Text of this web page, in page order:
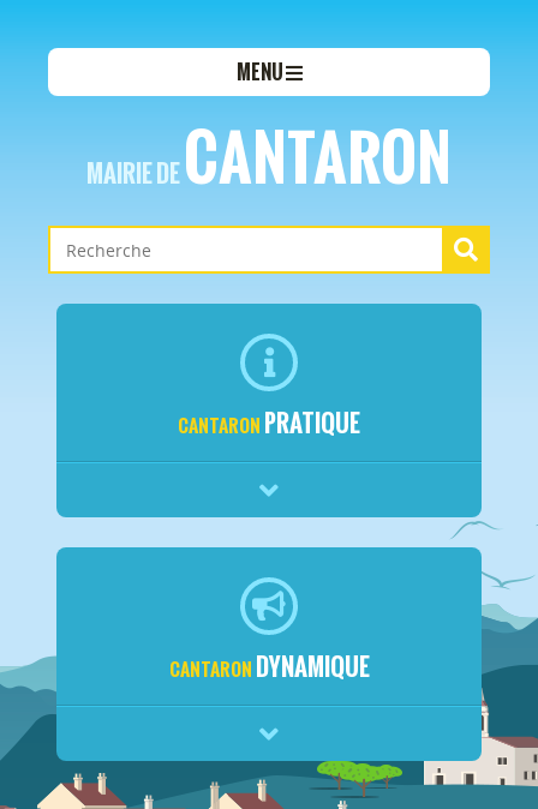
MENU
MAIRIE DECANTARON
CANTARON PRATIQUE
CANTARON DYNAMIQUE